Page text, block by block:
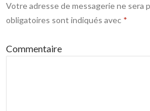
Votre adresse de messagerie ne sera
obligatoires sont indiqués avec *
Commentaire